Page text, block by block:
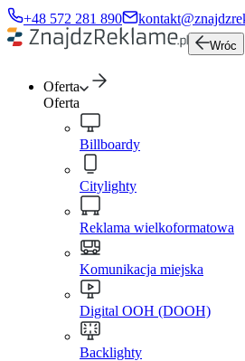
+48 572 281 890
Wróc
Oferta
Oferta
Billboardy
Citylighty
Reklama wielkoformatowa
Komunikacja miejska
Digital OOH (DOOH)
Backlighty